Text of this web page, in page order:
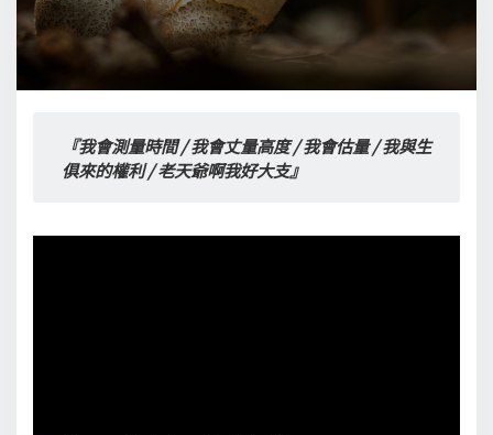
『我會測量時間 / 我會丈量高度 / 我會估量 / 我與生
俱來的權利 / 老天爺啊我好大支』